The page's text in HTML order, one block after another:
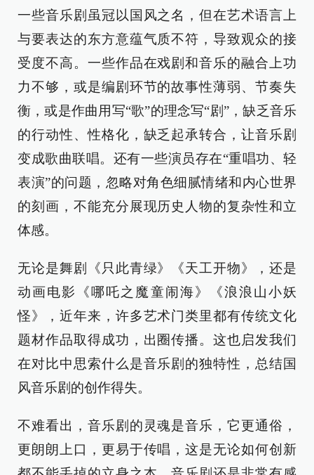
一些音乐剧虽冠以国风之名，但在艺术语言上
与要表达的东方意蕴气质不符，导致观众的接
受度不高。一些作品在戏剧和音乐的融合上功
力不够，或是编剧环节的故事性薄弱、节奏失
衡，或是作曲用写“歌”的理念写“剧”，缺乏音乐
的行动性、性格化，缺乏起承转合，让音乐剧
变成歌曲联唱。还有一些演员存在“重唱功、轻
表演”的问题，忽略对角色细腻情绪和内心世界
的刻画，不能充分展现历史人物的复杂性和立
体感。
无论是舞剧《只此青绿》《天工开物》，还是
动画电影《哪吒之魔童闹海》《浪浪山小妖
怪》，近年来，许多艺术门类里都有传统文化
题材作品取得成功，出圈传播。这也启发我们
在对比中思索什么是音乐剧的独特性，总结国
风音乐剧的创作得失。
不难看出，音乐剧的灵魂是音乐，它更通俗，
更朗朗上口，更易于传唱，这是无论如何创新